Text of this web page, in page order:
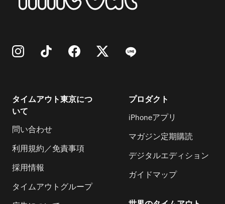
タイムアウト東京につ
いて
問い合わせ
利用規約／免責事項
採用情報
タイムアウトグループ
プロダクト
iPhoneアプリ
マガジン定期購読
デジタルエディション
ガイドマップ